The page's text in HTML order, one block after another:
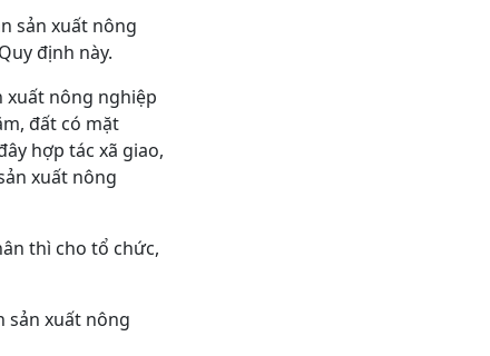
sản xuất nông
định này.
xuất nông nghiệp
đất có mặt
hợp tác xã giao,
xuất nông
thì cho tổ chức,
sản xuất nông